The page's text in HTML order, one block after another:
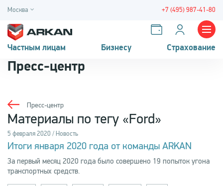
Москва +7 (495) 987-41-80
Частным лицам Бизнесу Страхование
Пресс-центр
Пресс-центр
Материалы по тегу «Ford»
5 февраля 2020 / Новость
Итоги января 2020 года от команды ARKAN
За первый месяц 2020 года было совершено 19 попыток угона
транспортных средств.